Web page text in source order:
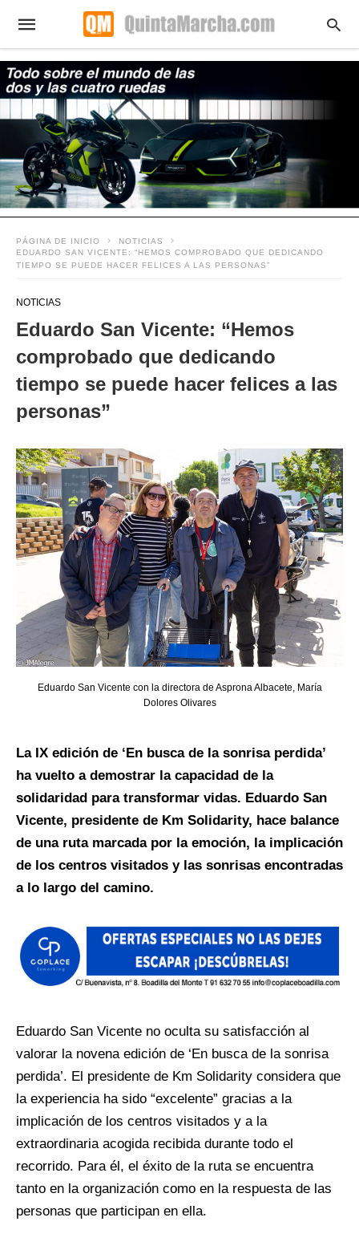
PÁGINA DE INICIO
NOTICIAS
EDUARDO SAN VICENTE: “HEMOS COMPROBADO QUE DEDICANDO
TIEMPO SE PUEDE HACER FELICES A LAS PERSONAS”
NOTICIAS
Eduardo San Vicente: “Hemos
comprobado que dedicando
tiempo se puede hacer felices a las
personas”
Eduardo San Vicente con la directora de Asprona Albacete, María
Dolores Olivares
La IX edición de ‘En busca de la sonrisa perdida’
ha vuelto a demostrar la capacidad de la
solidaridad para transformar vidas. Eduardo San
Vicente, presidente de Km Solidarity, hace balance
de una ruta marcada por la emoción, la implicación
de los centros visitados y las sonrisas encontradas
a lo largo del camino.
Eduardo San Vicente no oculta su satisfacción al
valorar la novena edición de ‘En busca de la sonrisa
perdida’. El presidente de Km Solidarity considera que
la experiencia ha sido “excelente” gracias a la
implicación de los centros visitados y a la
extraordinaria acogida recibida durante todo el
recorrido. Para él, el éxito de la ruta se encuentra
tanto en la organización como en la respuesta de las
personas que participan en ella.